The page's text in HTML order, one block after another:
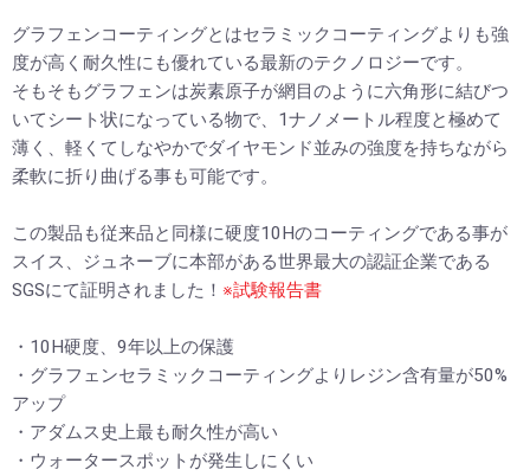
グラフェンコーティングとはセラミックコーティングよりも強
度が高く耐久性にも優れている最新のテクノロジーです。
そもそもグラフェンは炭素原子が網目のように六角形に結びつ
いてシート状になっている物で、1ナノメートル程度と極めて
薄く、軽くてしなやかでダイヤモンド並みの強度を持ちながら
柔軟に折り曲げる事も可能です。
この製品も従来品と同様に硬度10Hのコーティングである事が
スイス、ジュネーブに本部がある世界最大の認証企業である
SGSにて証明されました！ ※試験報告書
・10H硬度、9年以上の保護
・グラフェンセラミックコーティングよりレジン含有量が50%
アップ
・アダムス史上最も耐久性が高い
・ウォータースポットが発生しにくい